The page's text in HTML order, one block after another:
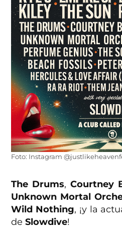
Foto: Instagram
The Drums,Courtney
Unknown Mortal
Wild Nothing, ¡y la
deSlowdive!